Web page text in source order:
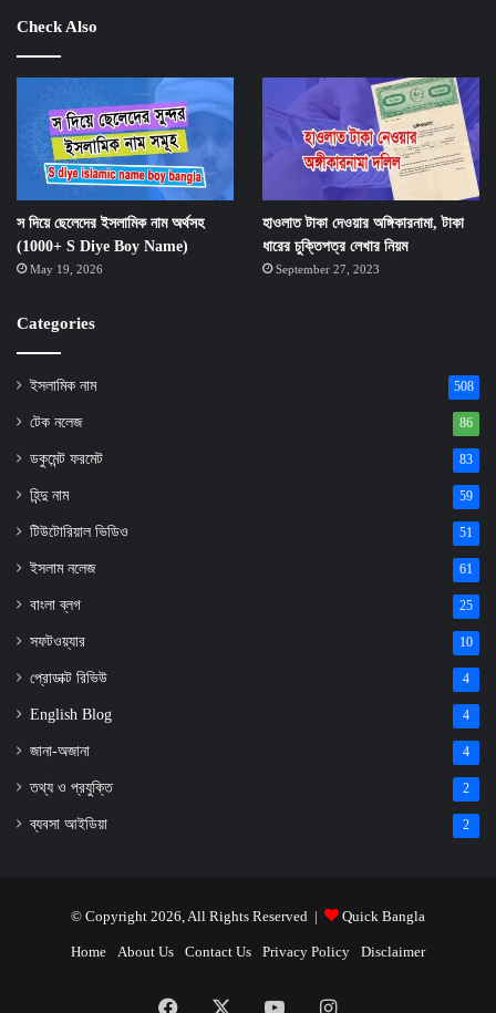
Check Also
স দিয়ে ছেলেদের ইসলামিক নাম অর্থসহ
(1000+ S Diye Boy Name)
May 19, 2026
হাওলাত টাকা দেওয়ার অঙ্গিকারনামা, টাকা
ধারের চুক্তিপত্র লেখার নিয়ম
September 27, 2023
Categories
ইসলামিক নাম 508
টেক নলেজ 86
ডকুমেন্ট ফরমেট 83
হিন্দু নাম 59
টিউটোরিয়াল ভিডিও 51
ইসলাম নলেজ 61
বাংলা ব্লগ 25
সফটওয়্যার 10
প্রোডাক্ট রিভিউ 4
English Blog 4
জানা-অজানা 4
তথ্য ও প্রযুক্তি 2
ব্যবসা আইডিয়া 2
© Copyright 2026, All Rights Reserved | Quick Bangla
Home About Us Contact Us Privacy Policy Disclaimer
Facebook YouTubeInstagram